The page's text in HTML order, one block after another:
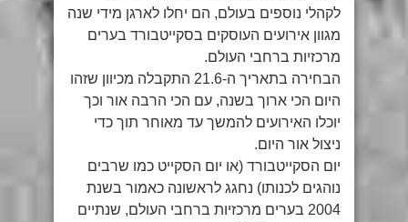
לקהלי נוספים בעולם, הם יחלו לארגן מידי שנה
מגוון אירועים העוסקים בסקייטבורד בערים
מרכזיות ברחבי העולם.
הבחירה בתאריך ה-21.6 התקבלה מכיוון שזהו
היום הכי ארוך בשנה, עם הכי הרבה אור וכך
יוכלו האירועים להמשך עד מאוחר תוך כדי
ניצול אור היום.
יום הסקייטבורד (או יום הסקייט כמו שרבים
נוהגים לכנותו) נחגג לראשונה כאמור בשנת
2004 בערים מרכזיות ברחבי העולם, שנתיים